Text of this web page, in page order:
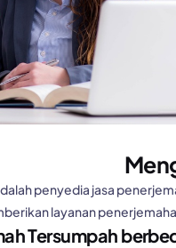
penyedia jasa
layanan
Tersumpah